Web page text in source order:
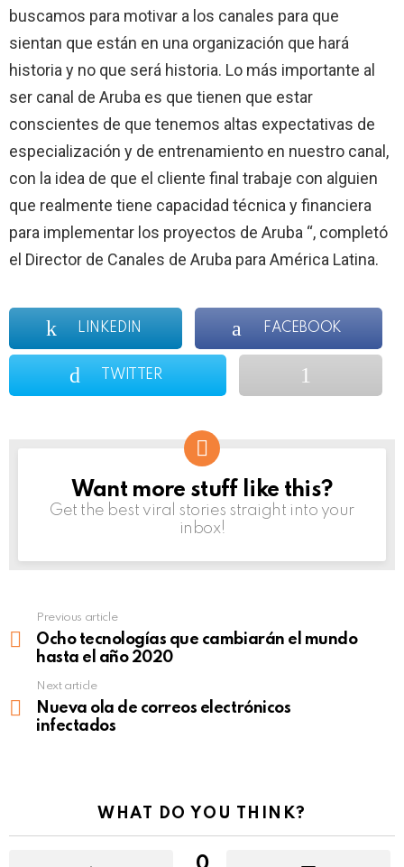
buscamos para motivar a los canales para que
sientan que están en una organización que hará
historia y no que será historia. Lo más importante al
ser canal de Aruba es que tienen que estar
conscientes de que tenemos altas expectativas de
especialización y de entrenamiento en nuestro canal,
con la idea de que el cliente final trabaje con alguien
que realmente tiene capacidad técnica y financiera
para implementar los proyectos de Aruba “, completó
el Director de Canales de Aruba para América Latina.
LINKEDIN FACEBOOK
TWITTER
NEWSLETTER
Want more stuff like this?
Get the best viral stories straight into your
inbox!
more
Previous article
Ocho tecnologías que cambiarán el mundo
hasta el año 2020
Next article
Nueva ola de correos electrónicos
infectados
WHAT DO YOU THINK?